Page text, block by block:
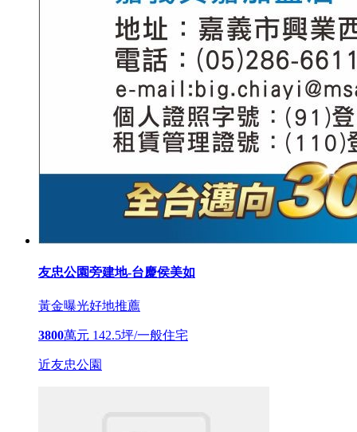
友忠公園旁建地-台慶侯美如
黃金曝光好地推薦
3800萬元 142.5坪/一般住宅
近友忠公園